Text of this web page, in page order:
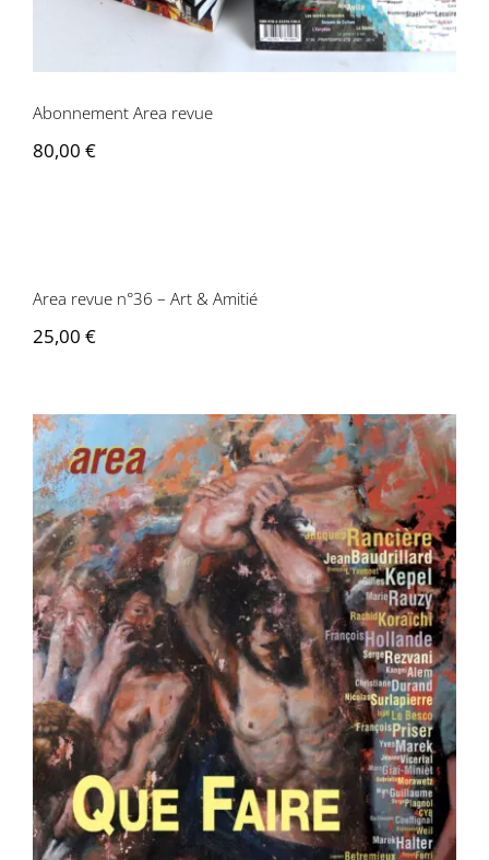
Abonnement Area revue
80,00 €
Area revue n°36 – Art & Amitié
25,00 €
Area revue n°37 – Que faire